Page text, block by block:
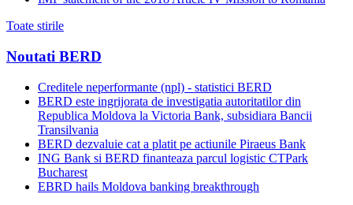
Toate stirile
Noutati BERD
Creditele neperformante (npl) - statistici BERD
BERD este ingrijorata de investigatia autoritatilor din
Republica Moldova la Victoria Bank, subsidiara Bancii
Transilvania
BERD dezvaluie cat a platit pe actiunile Piraeus Bank
ING Bank si BERD finanteaza parcul logistic CTPark
Bucharest
EBRD hails Moldova banking breakthrough